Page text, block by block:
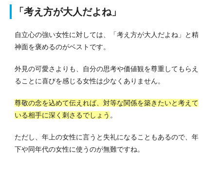
「考え方が大人だよね」
自立心の強い女性に対しては、「考え方が大人だよね」と精
神面を褒めるのがベストです。
外見の可愛さよりも、自分の思考や価値観を尊重してもらえ
ることに喜びを感じる女性は少なくありません。
尊敬の念を込めて伝えれば、対等な関係を築きたいと考えて
いる相手に深く刺さるでしょう 。
ただし、年上の女性に言うと失礼になることもあるので、年
下や同年代の女性に使うのが無難ですね。